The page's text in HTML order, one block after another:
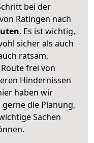
bei der
Ratingen nach
. Es ist wichtig,
sicher als auch
ratsam,
frei von
Hindernissen
haben wir
die Planung,
Sachen